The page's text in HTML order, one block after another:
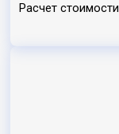
Расчет